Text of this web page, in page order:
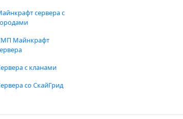
сервера с
Майнкрафт
с кланами
со СкайГрид